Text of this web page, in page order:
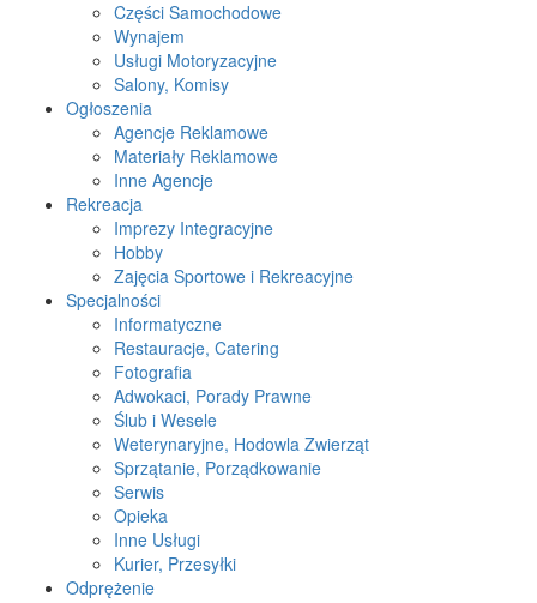
Części Samochodowe
Wynajem
Usługi Motoryzacyjne
Salony, Komisy
Ogłoszenia
Agencje Reklamowe
Materiały Reklamowe
Inne Agencje
Rekreacja
Imprezy Integracyjne
Hobby
Zajęcia Sportowe i Rekreacyjne
Specjalności
Informatyczne
Restauracje, Catering
Fotografia
Adwokaci, Porady Prawne
Ślub i Wesele
Weterynaryjne, Hodowla Zwierząt
Sprzątanie, Porządkowanie
Serwis
Opieka
Inne Usługi
Kurier, Przesyłki
Odprężenie